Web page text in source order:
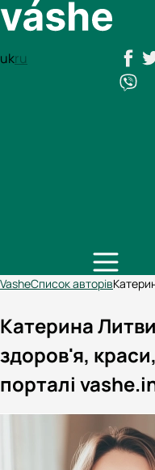
ukru
VasheСписок авторів
Катерина
здоров'я,
порталі